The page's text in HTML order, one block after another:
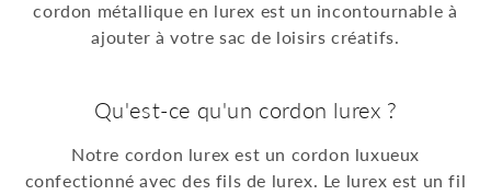
cordon métallique en lurex est un incontournable à
ajouter à votre sac de loisirs créatifs.
Qu'est-ce qu'un cordon lurex ?
Notre cordon lurex est un cordon luxueux
confectionné avec des fils de lurex. Le lurex est un fil